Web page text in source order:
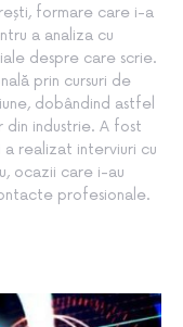
formare care i-a
a analiza cu
despre care scrie.
prin cursuri de
dobândind astfel
industrie. A fost
realizat interviuri cu
ocazii care i-au
profesionale.